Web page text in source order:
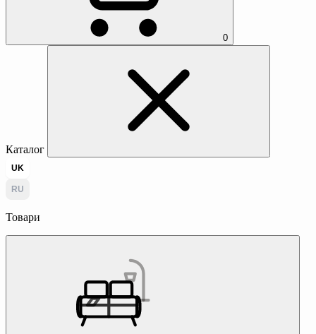
0
Каталог
UK
RU
Товари